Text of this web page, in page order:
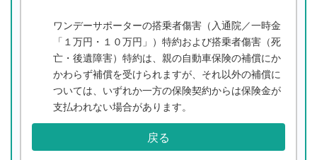
ワンデーサポーターの搭乗者傷害（入通院／一時金
「１万円・１０万円」）特約および搭乗者傷害（死
亡・後遺障害）特約は、親の自動車保険の補償にか
かわらず補償を受けられますが、それ以外の補償に
ついては、いずれか一方の保険契約からは保険金が
支払われない場合があります。
戻る